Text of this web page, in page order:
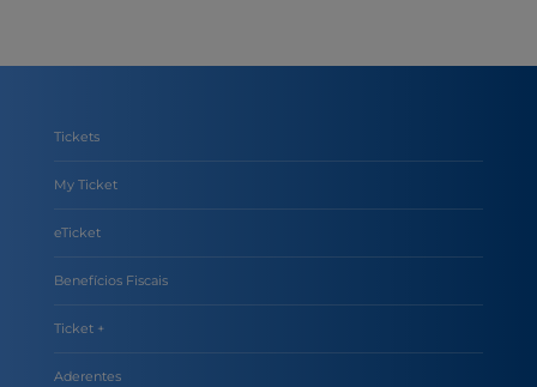
Tickets
My Ticket
eTicket
Benefícios Fiscais
Ticket +
Aderentes